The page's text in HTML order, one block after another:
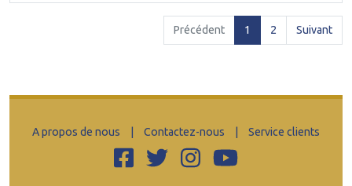
Précédent 1 (current)
2 Suivant
A propos de nous Contactez-nous Service clients